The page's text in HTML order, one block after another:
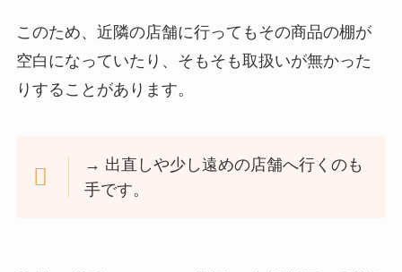
このため、近隣の店舗に行ってもその商品の棚が
空白になっていたり、そもそも取扱いが無かった
りすることがあります。
→ 出直しや少し遠めの店舗へ行くのも
手です。